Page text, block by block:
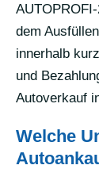
dem
innerhalb
und
Autoverkauf
Welche